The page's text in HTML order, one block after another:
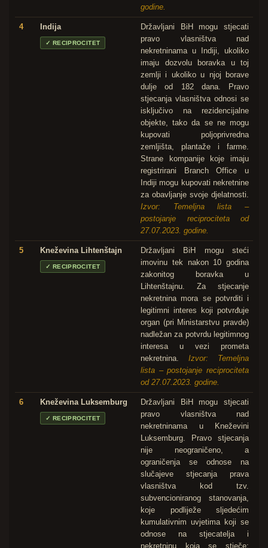
godine.
4 Indija
✓ RECIPROCITET
Državljani BiH mogu stjecati
pravo vlasništva nad
nekretninama u Indiji, ukoliko
imaju dozvolu boravka u toj
zemlji i ukoliko u njoj borave
dulje od 182 dana. Pravo
stjecanja vlasništva odnosi se
isključivo na rezidencijalne
objekte, tako da se ne mogu
kupovati poljoprivredna
zemljišta, plantaže i farme.
Strane kompanije koje imaju
registrirani Branch Office u
Indiji mogu kupovati nekretnine
za obavljanje svoje djelatnosti.
Izvor: Temeljna lista –
postojanje reciprociteta od
27.07.2023. godine.
5 Kneževina Lihtenštajn
✓ RECIPROCITET
Državljani BiH mogu steći
imovinu tek nakon 10 godina
zakonitog boravka u
Lihtenštajnu. Za stjecanje
nekretnina mora se potvrditi i
legitimni interes koji potvrđuje
organ (pri Ministarstvu pravde)
nadležan za potvrdu legitimnog
interesa u vezi prometa
nekretnina. Izvor: Temeljna
lista – postojanje reciprociteta
od 27.07.2023. godine.
6 Kneževina Luksemburg
✓ RECIPROCITET
Državljani BiH mogu stjecati
pravo vlasništva nad
nekretninama u Kneževini
Luksemburg. Pravo stjecanja
nije neograničeno, a
ograničenja se odnose na
slučajeve stjecanja prava
vlasništva kod tzv.
subvencioniranog stanovanja,
koje podliježe sljedećim
kumulativnim uvjetima koji se
odnose na stjecatelja i
nekretninu koja se stječe: